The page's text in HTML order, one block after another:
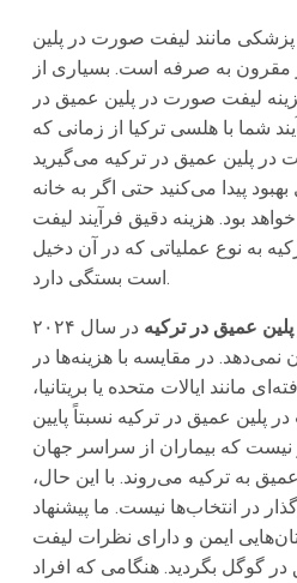
مانند لیفت صورت در پلین
مقرون به صرفه است. بسیاری از
لیفت صورت در پلین عمیق در
شما با هلسی ترکیا از زمانی که
در پلین عمیق در ترکیه می‌گیرید
پیدا می‌کنید حتی اگر به خانه
بود. هزینه دقیق فرآیند لیفت
به نوع عملیاتی که در آن دخیل
است بستگی دارد.
عمیق در ترکیه
در سال ۲۰۲۴
نمی‌دهد. در مقایسه با هزینه‌ها در
مانند ایالات متحده یا بریتانیا،
پلین عمیق در ترکیه نسبتاً پایین
نیست که بیماران از سراسر جهان
به ترکیه می‌روند. با این حال،
در انتخاب‌ها نیست. ما پیشنهاد
ایمن و دارای نظرات لیفت
گوگل بگردید. هنگامی که افراد